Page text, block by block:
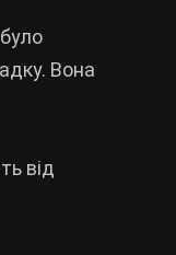
Вона
від